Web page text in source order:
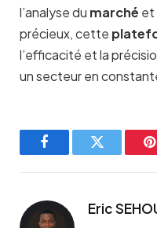
l’analyse du marché et
précieux, cette
l’efficacité et la
un secteur en
FacebookTwitter
Eric